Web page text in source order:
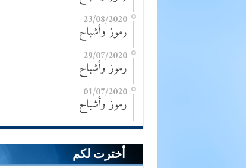
23/08/2020
رموز وأشباح
29/07/2020
رموز وأشباح
01/07/2020
رموز وأشباح
أخترت لكم